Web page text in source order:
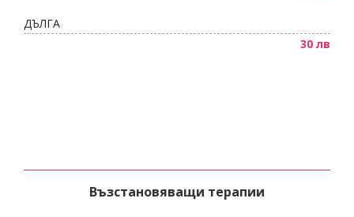
ДЪЛГА
30 лв
Възстановяващи терапии